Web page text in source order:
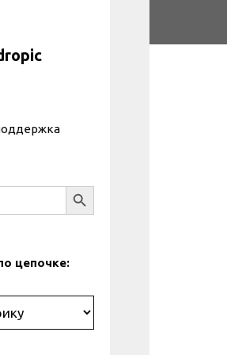
Кнопка поиска
цепочке: